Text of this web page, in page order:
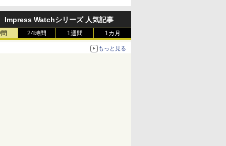
Impress Watchシリーズ 人気記事
24時間 1週間 1カ月
もっと見る